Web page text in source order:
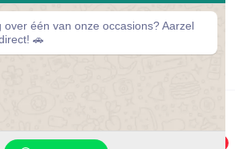
Totaal
over één van onze occasions? Aarzel
🚗